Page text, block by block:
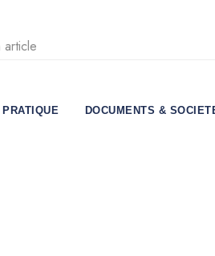
DOCUMENTS &